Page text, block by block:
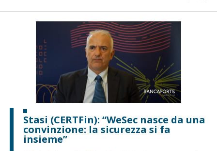
Stasi (CERTFin): “WeSec nasce da una
convinzione: la sicurezza si fa
insieme”